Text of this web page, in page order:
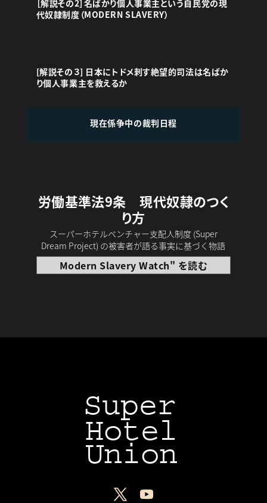
［解説その2］名ばかり個人事業主という自民党の現
代奴隷制度（MODERN SLAVERY）
[解説その３] 日本にトドメ刺す絶望的司法は名ばか
り個人事業主を救えるか
現在係争中の裁判日程
労働基準法9条 現代奴隷のつく
り方
スーパーホテルベンチャー支配人制度 (Super
Dream Project) の被害者が語る事実に基づく物語
Modern Slavery Watch" を読む
Super
Hotel
Union